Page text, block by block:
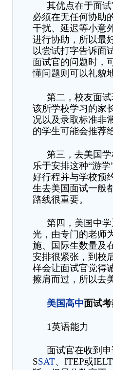
其优点在于面
必须在无任何协助
干扰、延迟等小意
进行协助，所以最
以尝试打字告诉面
面试官的问题时，
懂问题则可以礼貌
第二，校友面
该所学校学习的家
况以及录取标准非
的学生可能会推荐
第三，去美国
乐于安排这种“游
好行程并与学校预
生去美国面试一般
路线很重要。
第四，美国中
光，由专门的老师
施、国际生数量及
安排很紧张，到校
样会让面试官觉得
擦肩而过，所以去
美国高中面试
1英语能力
面试官在收到
SSAT、 ITEP或